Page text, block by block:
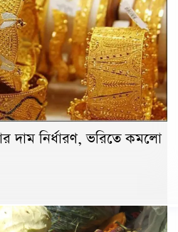
দাম নির্ধারণ, ভরিতে কমলো